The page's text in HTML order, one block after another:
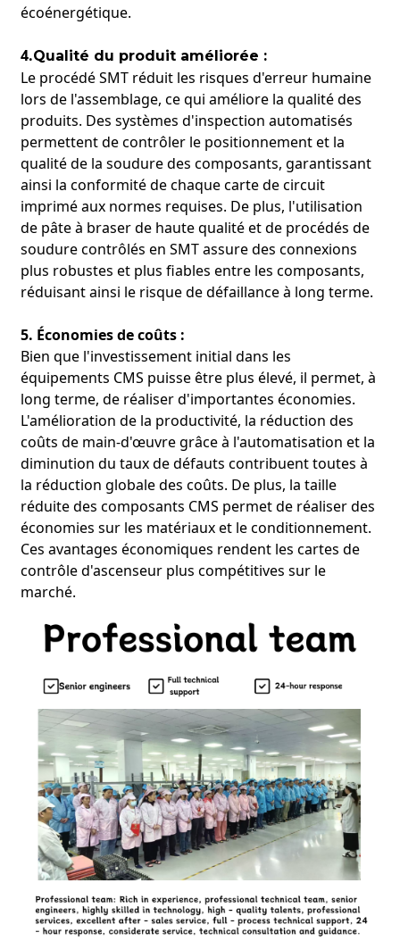
écoénergétique.
4.Qualité du produit améliorée :
Le procédé SMT réduit les risques d'erreur humaine
lors de l'assemblage, ce qui améliore la qualité des
produits. Des systèmes d'inspection automatisés
permettent de contrôler le positionnement et la
qualité de la soudure des composants, garantissant
ainsi la conformité de chaque carte de circuit
imprimé aux normes requises. De plus, l'utilisation
de pâte à braser de haute qualité et de procédés de
soudure contrôlés en SMT assure des connexions
plus robustes et plus fiables entre les composants,
réduisant ainsi le risque de défaillance à long terme.
5. Économies de coûts :
Bien que l'investissement initial dans les
équipements CMS puisse être plus élevé, il permet, à
long terme, de réaliser d'importantes économies.
L'amélioration de la productivité, la réduction des
coûts de main-d'œuvre grâce à l'automatisation et la
diminution du taux de défauts contribuent toutes à
la réduction globale des coûts. De plus, la taille
réduite des composants CMS permet de réaliser des
économies sur les matériaux et le conditionnement.
Ces avantages économiques rendent les cartes de
contrôle d'ascenseur plus compétitives sur le
marché.
Dans le monde de l'électronique en constante évolution, la
technologie des circuits imprimés à interconnexion haute
La fabrication de circuits imprimés HDI a transformé la
conception et la production des systèmes électroniques
performance et d'efficacité.
Comprendre la technologie HDI
La conception de cartes HDI vise à optimiser
l'interconnexion des composants électroniques. La
technologie HDI fait appel à des techniques avancées telles
que les microvias et les vias borgnes/enterrés, permettant
des conceptions de circuits plus complexes et une
meilleure intégrité du signal. Cette technologie prend en
charge l'interconnexion haute densité, permettant la
création de cartes de circuits imprimés compactes et